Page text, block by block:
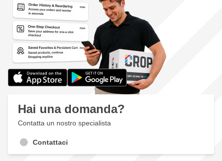
Hai una domanda?
Contatta un nostro specialista
Contattaci